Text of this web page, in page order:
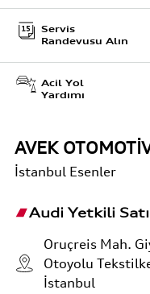
Servis
Randevusu Alın
Acil Yol
Yardımı
AVEK
İstanbul Esenler
Audi Yetkili
Oruçreis Mah.
Otoyolu
İstanbul